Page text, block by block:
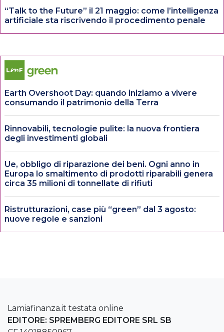
“Talk to the Future” il 21 maggio: come l’intelligenza
artificiale sta riscrivendo il procedimento penale
Earth Overshoot Day: quando iniziamo a vivere
consumando il patrimonio della Terra
Rinnovabili, tecnologie pulite: la nuova frontiera
degli investimenti globali
Ue, obbligo di riparazione dei beni. Ogni anno in
Europa lo smaltimento di prodotti riparabili genera
circa 35 milioni di tonnellate di rifiuti
Ristrutturazioni, case più “green” dal 3 agosto:
nuove regole e sanzioni
Lamiafinanza.it testata online
EDITORE: SPREMBERG EDITORE SRL SB